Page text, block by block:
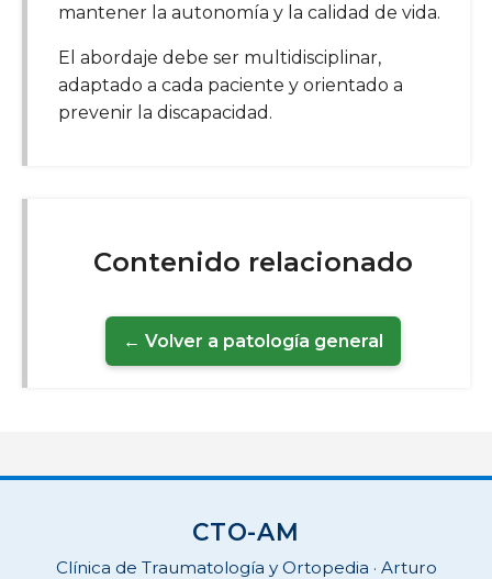
mantener la autonomía y la calidad de vida.
El abordaje debe ser multidisciplinar,
adaptado a cada paciente y orientado a
prevenir la discapacidad.
Contenido relacionado
← Volver a patología general
CTO-AM
Clínica de Traumatología y Ortopedia · Arturo